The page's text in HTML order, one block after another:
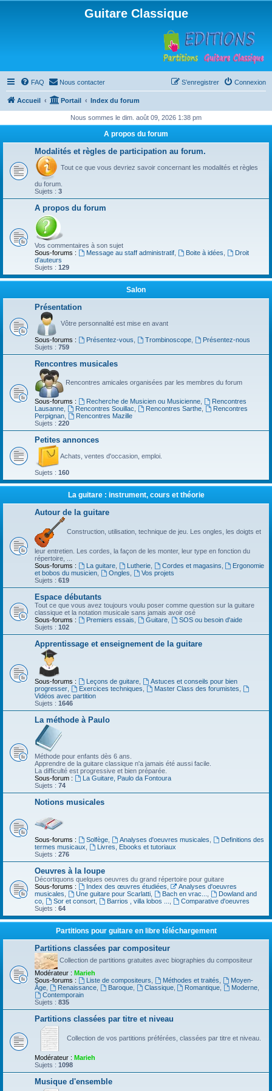
Guitare Classique
FAQ Nous contacter Connexion
S’enregistrer
Accueil Portail Index du forum
Nous sommes le dim. août 09, 2026 1:38 pm
A propos du forum
Modalités et règles de participation au forum.
Tout ce que vous devriez savoir concernant les modalités et règles
du forum.
Sujets : 3
A propos du forum
Vos commentaires à son sujet
Sous-forums :
Message au staff administratif, Boite à idées
Droit
d'auteurs
Sujets : 129
Salon
Présentation
Vôtre personnalité est mise en avant
Sous-forums : Présentez-vous Trombinoscope,
Présentez-nous
Sujets : 759
Rencontres musicales
Rencontres amicales organisées par les membres du forum
Sous-forums : Recherche de Musicien ou Musicienne,
Rencontres
Lausanne
Rencontres Souillac Rencontres Sarthe,
Rencontres
Perpignan
Rencontres Mazille
Sujets : 220
Petites annonces
Achats, ventes d'occasion, emploi.
Sujets : 160
La guitare : instrument, cours et théorie
Autour de la guitare
Construction, utilisation, technique de jeu. Les ongles, les doigts et
leur entretien. Les cordes, la façon de les monter, leur type en fonction du
répertoire, ...
Sous-forums :
La guitare, Lutherie, Cordes et magasins
Ergonomie
et bobos du musicien
Ongles
Vos projets
Sujets : 619
Espace débutants
Tout ce que vous avez toujours voulu poser comme question sur la guitare
classique et la notation musicale sans jamais avoir osé
Sous-forums :
Premiers essais Guitare,
SOS ou besoin d'aide
Sujets : 102
Apprentissage et enseignement de la guitare
Sous-forums : Leçons de guitare,
Astuces et conseils pour bien
progresser
Exercices techniques Master Class des forumistes
Vidéos avec partition
Sujets : 1646
La méthode à Paulo
Méthode pour enfants dès 6 ans.
Apprendre de la guitare classique n'a jamais été aussi facile.
La difficulté est progressive et bien préparée.
Sous-forum :
La Guitare, Paulo da Fontoura
Sujets : 74
Notions musicales
Sous-forums : Solfège, Analyses d'oeuvres musicales
Definitions des
termes musicaux
Livres, Ebooks et tutoriaux
Sujets : 276
Oeuvres à la loupe
Décortiquons quelques oeuvres du grand répertoire pour guitare
Sous-forums :
Index des œuvres étudiées
Analyses d'oeuvres
musicales
Une guitare pour Scarlatti, Bach en vrac...
Dowland and
co
Sor et consort, Barrios , villa lobos ...
Comparative d'oeuvres
Sujets : 64
Partitions pour guitare en libre téléchargement
Partitions classées par compositeur
Collection de partitions gratuites avec biographies du compositeur
Modérateur : Marieh
Sous-forums :
Liste de compositeurs Méthodes et traités
Moyen-
Âge
Renaissance, Baroque, Classique, Romantique Moderne
Contemporain
Sujets : 835
Partitions classées par titre et niveau
Collection de vos partitions préférées, classées par titre et niveau.
Modérateur : Marieh
Sujets : 1098
Musique d'ensemble